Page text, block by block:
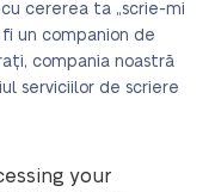
cererea ta „scrie-mi
un companion de
compania noastră
serviciilor de scriere
your